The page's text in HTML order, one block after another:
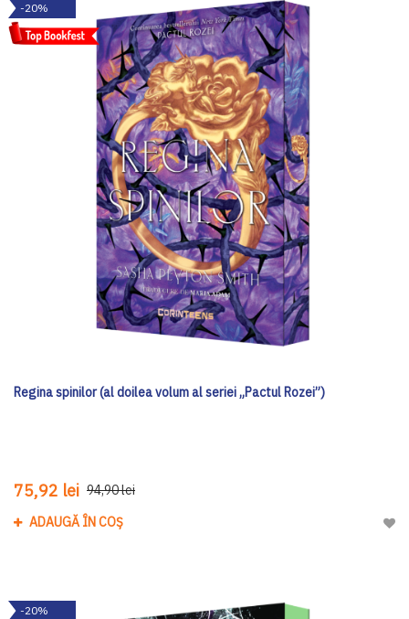
-20%
Regina spinilor (al doilea volum al seriei „Pactul Rozei”)
75,92 lei 94,90 lei
ADAUGĂ ÎN COȘ
-20%